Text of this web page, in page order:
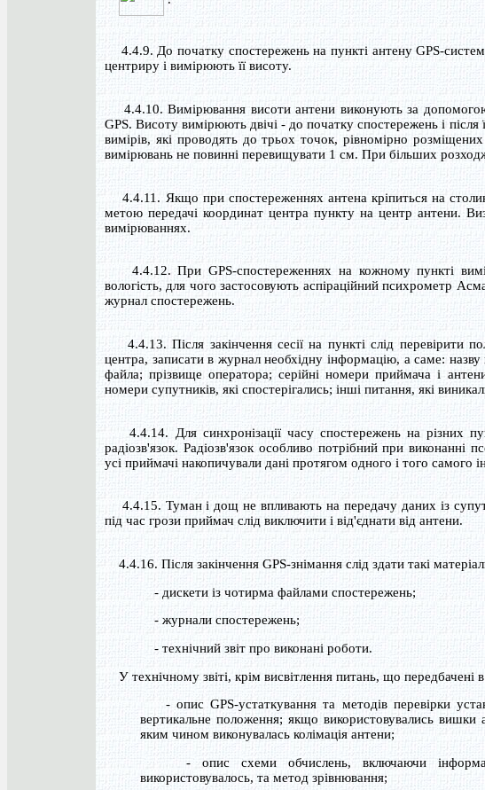
4.4.9. До початку спостережень на пункті антену GPS-
центриру і вимірюють її висоту.
4.4.10. Вимірювання висоти антени виконують за допомогою
GPS. Висоту вимірюють двічі - до початку спостережень і
вимірів, які проводять до трьох точок, рівномірно
вимірювань не повинні перевищувати 1 см. При більших
4.4.11. Якщо при спостереженнях антена кріпиться на
метою передачі координат центра пункту на центр антени.
вимірюваннях.
4.4.12. При GPS-спостереженнях на кожному пункті
вологість, для чого застосовують аспіраційний психрометр
журнал спостережень.
4.4.13. Після закінчення сесії на пункті слід перевірити
центра, записати в журнал необхідну інформацію, а саме: назву
файла; прізвище оператора; серійні номери приймача і
номери супутників, які спостерігались; інші питання, які
4.4.14. Для синхронізації часу спостережень на різних
радіозв'язок. Радіозв'язок особливо потрібний при
усі приймачі накопичували дані протягом одного і того самого
4.4.15. Туман і дощ не впливають на передачу даних із
під час грози приймач слід виключити і від'єднати від антени.
4.4.16. Після закінчення GPS-знімання слід здати такі
- дискети із чотирма файлами спостережень;
- журнали спостережень;
- технічний звіт про виконані роботи.
У технічному звіті, крім висвітлення питань, що передбачені
- опис GPS-устаткування та методів перевірки
вертикальне положення; якщо використовувались вишки
яким чином виконувалась колімація антени;
- опис схеми обчислень, включаючи
використовувалось, та метод зрівнювання;